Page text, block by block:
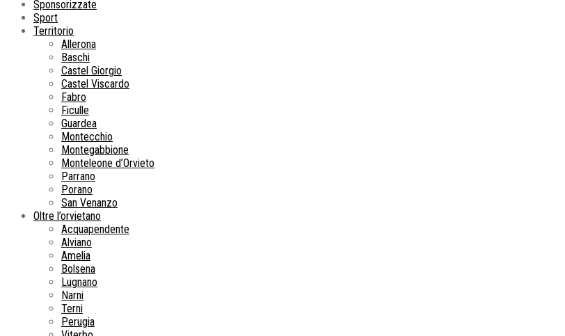
Sponsorizzate
Sport
Territorio
Allerona
Baschi
Castel Giorgio
Castel Viscardo
Fabro
Ficulle
Guardea
Montecchio
Montegabbione
Monteleone d’Orvieto
Parrano
Porano
San Venanzo
Oltre l’orvietano
Acquapendente
Alviano
Amelia
Bolsena
Lugnano
Narni
Terni
Perugia